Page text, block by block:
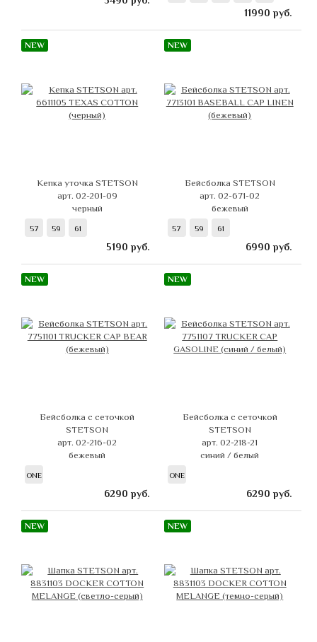
11990 руб.
NEW
Кепка уточка STETSON
арт. 02-201-09
черный
57 59 61
5190 руб.
NEW
Бейсболка STETSON
арт. 02-671-02
бежевый
57 59 61
6990 руб.
NEW
Бейсболка с сеточкой
STETSON
арт. 02-216-02
бежевый
ONE
6290 руб.
NEW
Бейсболка с сеточкой
STETSON
арт. 02-218-21
синий / белый
ONE
6290 руб.
NEW NEW